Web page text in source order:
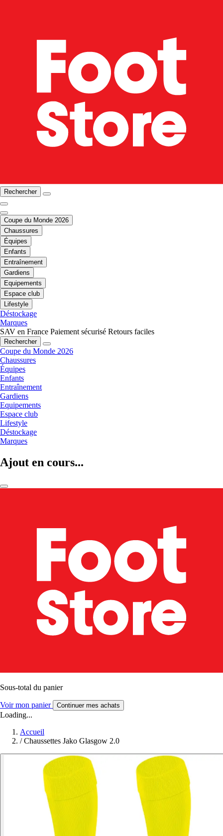
Rechercher
Coupe du Monde 2026
Chaussures
Équipes
Enfants
Entraînement
Gardiens
Equipements
Espace club
Lifestyle
Déstockage
Marques
SAV en France Paiement sécurisé Retours faciles
Rechercher
Coupe du Monde 2026
Chaussures
Équipes
Enfants
Entraînement
Gardiens
Equipements
Espace club
Lifestyle
Déstockage
Marques
Ajout en cours...
Sous-total du panier
Voir mon panier Continuer mes achats
Loading...
Accueil
/ Chaussettes Jako Glasgow 2.0